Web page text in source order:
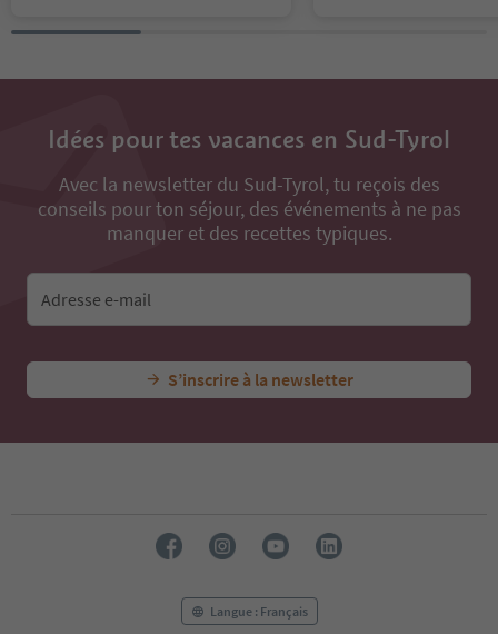
Idées pour tes vacances en Sud-Tyrol
Avec la newsletter du Sud-Tyrol, tu reçois des
conseils pour ton séjour, des événements à ne pas
manquer et des recettes typiques.
Adresse e-mail
S’inscrire à la newsletter
Langue : Français